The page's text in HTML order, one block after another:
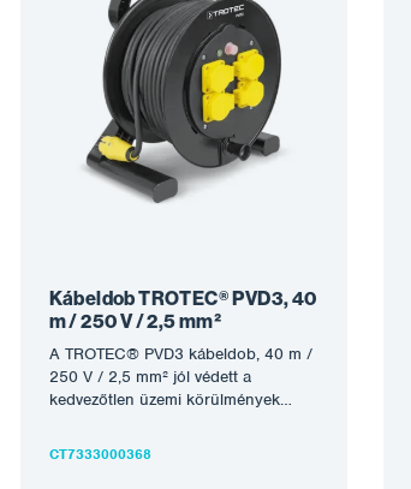
Kábeldob TROTEC® PVD3, 40
m / 250 V / 2,5 mm²
A TROTEC® PVD3 kábeldob, 40 m /
250 V / 2,5 mm² jól védett a
kedvezőtlen üzemi körülmények
CT7333000368